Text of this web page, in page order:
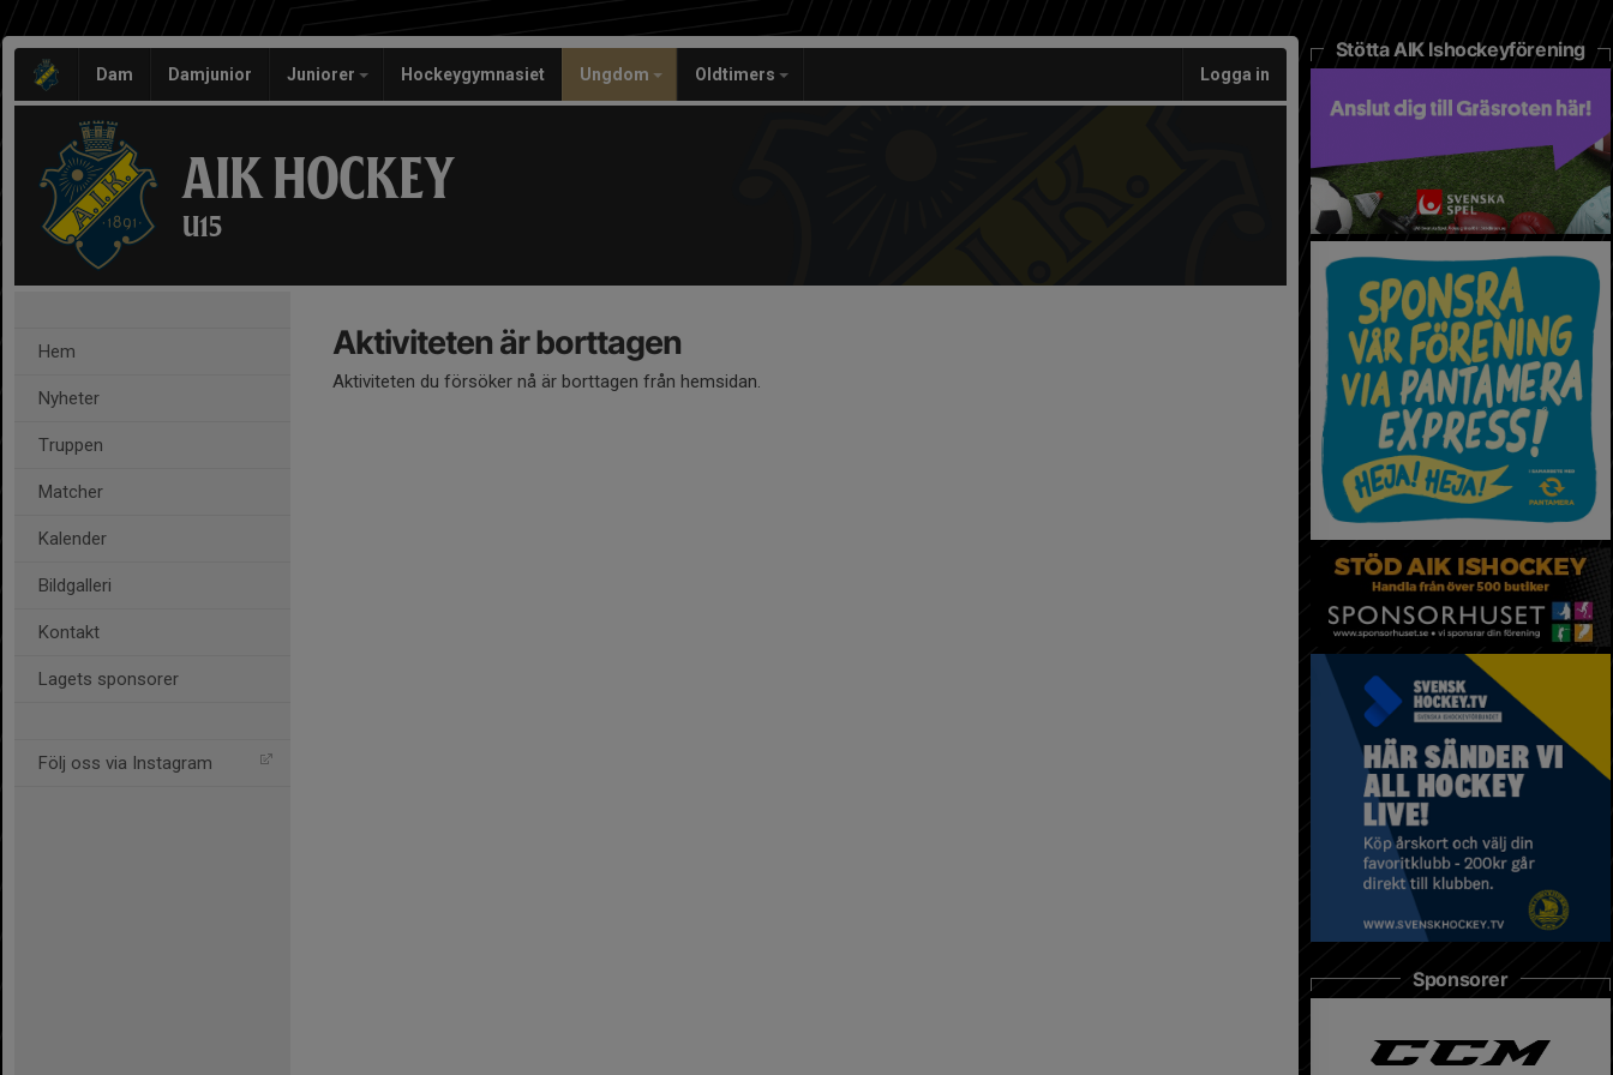
Dam Damjunior Juniorer Hockeygymnasiet Ungdom Oldtimers Logga in
AIK HOCKEY
U15
Hem
Nyheter
Truppen
Matcher
Kalender
Bildgalleri
Kontakt
Lagets sponsorer
Följ oss via Instagram
Aktiviteten är borttagen
Aktiviteten du försöker nå är borttagen från hemsidan.
Stötta AIK Ishockeyförening
Sponsorer